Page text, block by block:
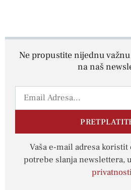
Ne propustite nijednu
na naš
Vaša e-mail adresa koristit
potrebe slanja newslettera,